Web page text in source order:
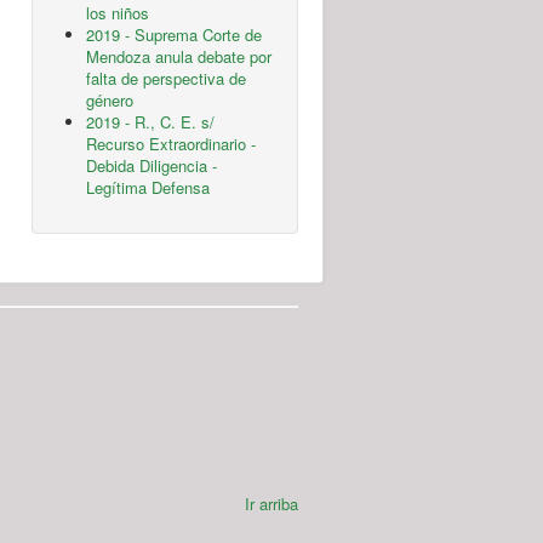
los niños
2019 - Suprema Corte de
Mendoza anula debate por
falta de perspectiva de
género
2019 - R., C. E. s/
Recurso Extraordinario -
Debida Diligencia -
Legítima Defensa
Ir arriba